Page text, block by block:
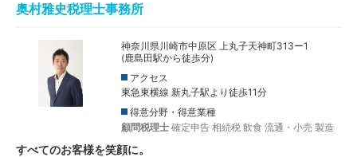
奥村雅史税理士事務所
神奈川県川崎市中原区 上丸子天神町313ー1
(鹿島田駅から徒歩分)
アクセス
東急東横線 新丸子駅より徒歩11分
得意分野・得意業種
顧問税理士 確定申告 相続税 飲食 流通・小売 製造
すべてのお客様を笑顔に。